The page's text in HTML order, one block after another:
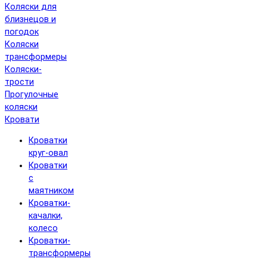
Коляски для
близнецов и
погодок
Коляски
трансформеры
Коляски-
трости
Прогулочные
коляски
Кровати
Кроватки
круг-овал
Кроватки
с
маятником
Кроватки-
качалки,
колесо
Кроватки-
трансформеры